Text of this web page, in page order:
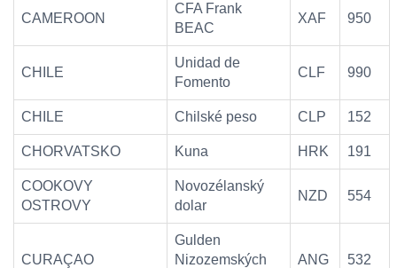
CAMEROON
CFA Frank
BEAC
XAF 950
CHILE
Unidad de
Fomento
CLF 990
CHILE Chilské peso CLP 152
CHORVATSKO Kuna HRK 191
COOKOVY
OSTROVY
Novozélanský
dolar
NZD 554
CURAÇAO
Gulden
Nizozemských
ANG 532